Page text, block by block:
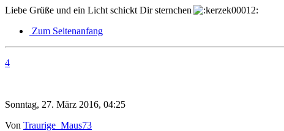
Liebe Grüße und ein Licht schickt Dir sternchen
Zum Seitenanfang
4
Sonntag, 27. März 2016, 04:25
Von Traurige_Maus73